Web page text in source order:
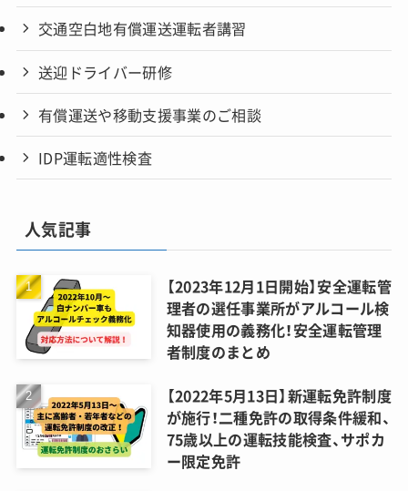
交通空白地有償運送運転者講習
送迎ドライバー研修
有償運送や移動支援事業のご相談
IDP運転適性検査
人気記事
【2023年12月1日開始】安全運転管
理者の選任事業所がアルコール検
知器使用の義務化！安全運転管理
者制度のまとめ
【2022年5月13日】新運転免許制度
が施行！二種免許の取得条件緩和、
75歳以上の運転技能検査、サポカ
ー限定免許